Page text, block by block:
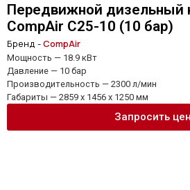
Передвижной дизельный
CompAir C25-10 (10 бар)
Бренд -CompAir
Мощность — 18.9 кВт
Давление — 10 бар
Производительность — 2300 л/мин
Габариты — 2859 x 1456 x 1250 мм
Запросить